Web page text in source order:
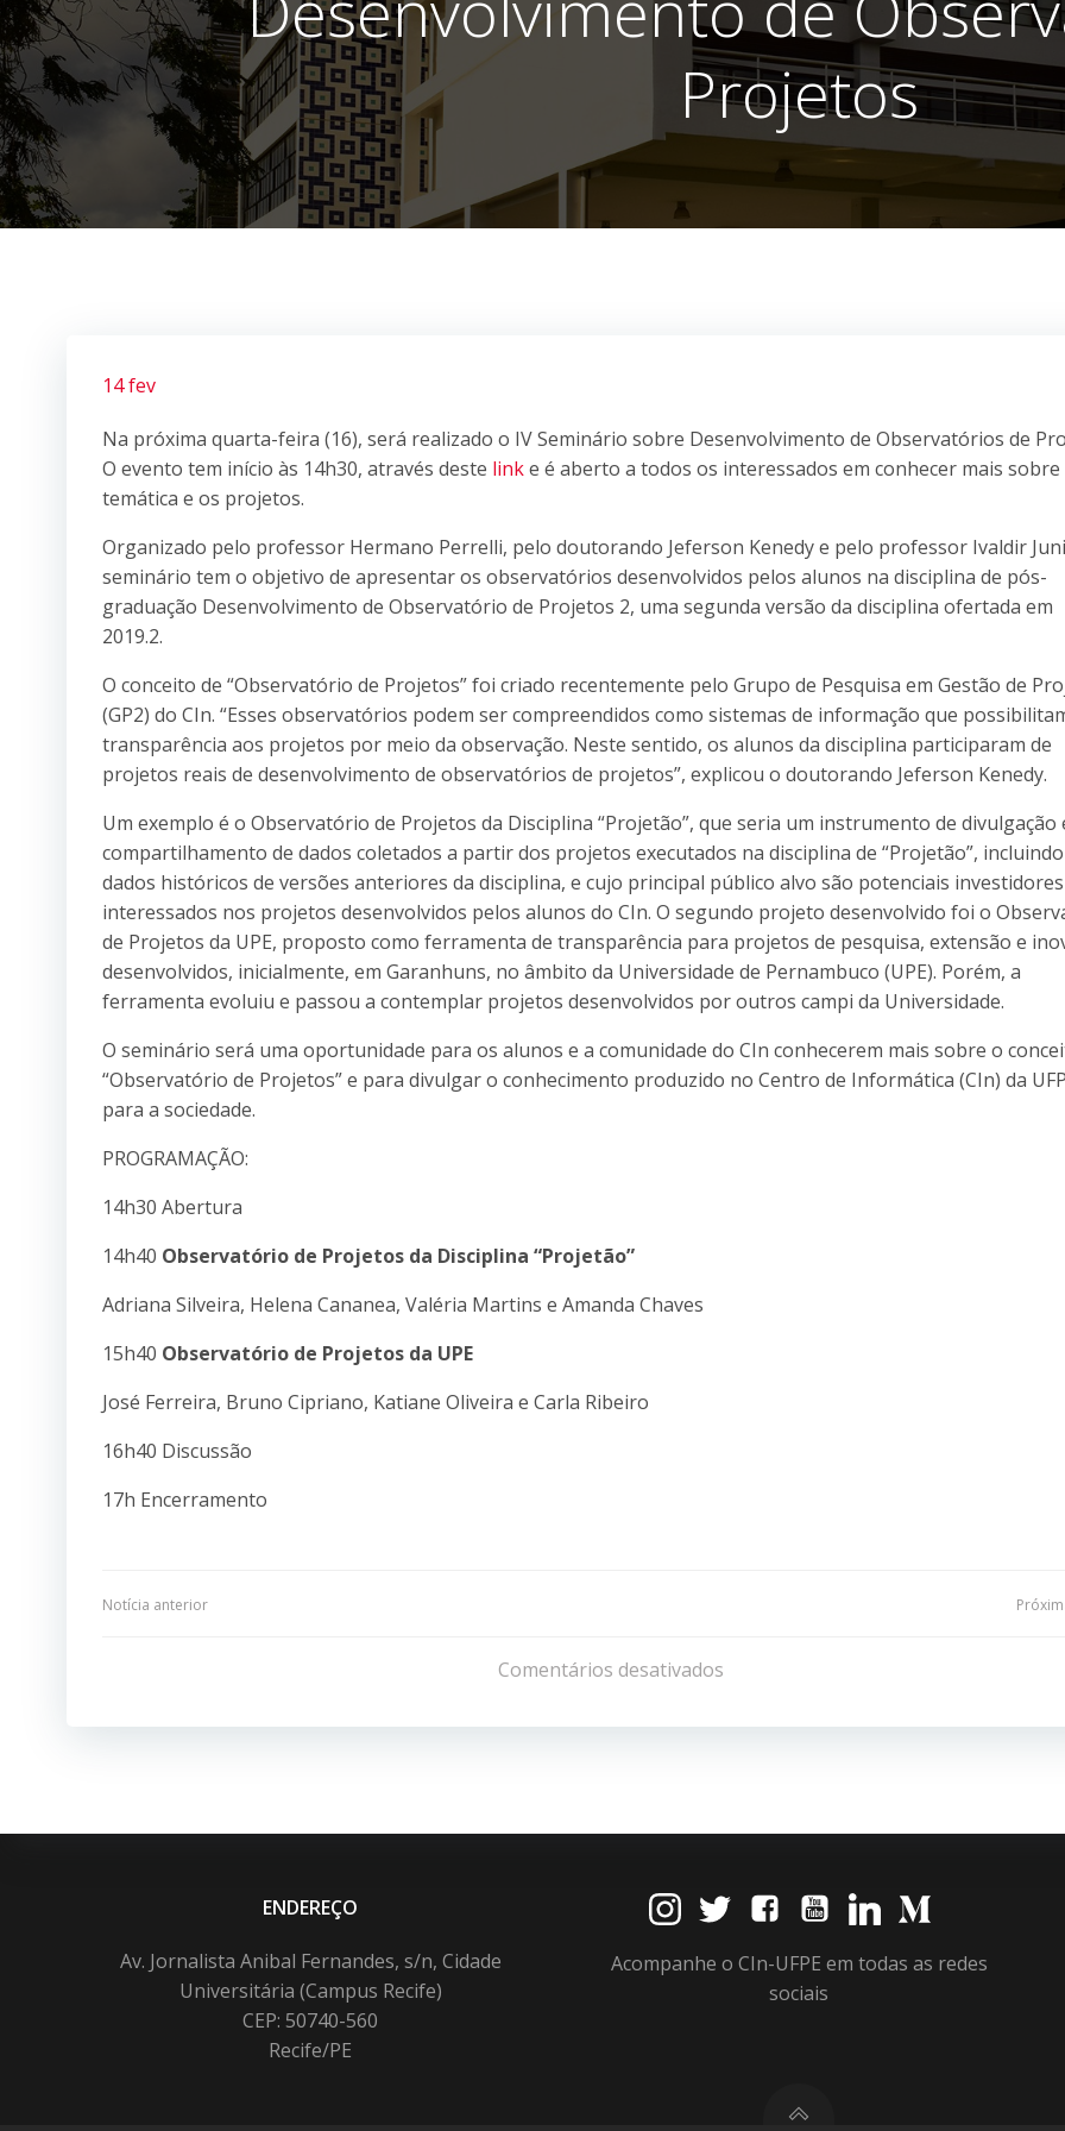
Projetos
14 fev
Na próxima quarta-feira (16), será realizado o IV Seminário sobre Desenvolvimento de Observatórios de
O evento tem início às 14h30, através deste linke é aberto a todos os interessados em conhecer mais sobre
temática e os projetos.
Organizado pelo professor Hermano Perrelli, pelo doutorando Jeferson Kenedy e pelo professor Ivaldir
seminário tem o objetivo de apresentar os observatórios desenvolvidos pelos alunos na disciplina de pós-
graduação Desenvolvimento de Observatório de Projetos 2, uma segunda versão da disciplina ofertada em
2019.2.
O conceito de “Observatório de Projetos” foi criado recentemente pelo Grupo de Pesquisa em Gestão de
(GP2) do CIn. “Esses observatórios podem ser compreendidos como sistemas de informação que
transparência aos projetos por meio da observação. Neste sentido, os alunos da disciplina participaram de
projetos reais de desenvolvimento de observatórios de projetos”, explicou o doutorando Jeferson Kenedy.
Um exemplo é o Observatório de Projetos da Disciplina “Projetão”, que seria um instrumento de divulgação
compartilhamento de dados coletados a partir dos projetos executados na disciplina de “Projetão”, incluindo
dados históricos de versões anteriores da disciplina, e cujo principal público alvo são potenciais investidores
interessados nos projetos desenvolvidos pelos alunos do CIn. O segundo projeto desenvolvido foi o
de Projetos da UPE, proposto como ferramenta de transparência para projetos de pesquisa, extensão e
desenvolvidos, inicialmente, em Garanhuns, no âmbito da Universidade de Pernambuco (UPE). Porém, a
ferramenta evoluiu e passou a contemplar projetos desenvolvidos por outros campi da Universidade.
O seminário será uma oportunidade para os alunos e a comunidade do CIn conhecerem mais sobre o
“Observatório de Projetos” e para divulgar o conhecimento produzido no Centro de Informática (CIn) da
para a sociedade.
PROGRAMAÇÃO:
14h30 Abertura
14h40 Observatório de Projetos da Disciplina “Projetão”
Adriana Silveira, Helena Cananea, Valéria Martins e Amanda Chaves
15h40 Observatório de Projetos da UPE
José Ferreira, Bruno Cipriano, Katiane Oliveira e Carla Ribeiro
16h40 Discussão
17h Encerramento
Navegação
Post
Notícia anterior
de
Post
Comentários desativados
ENDEREÇO
Av. Jornalista Anibal Fernandes, s/n, Cidade
Universitária (Campus Recife)
CEP: 50740-560
Recife/PE
Acompanhe o CIn-UFPE em todas as redes
sociais